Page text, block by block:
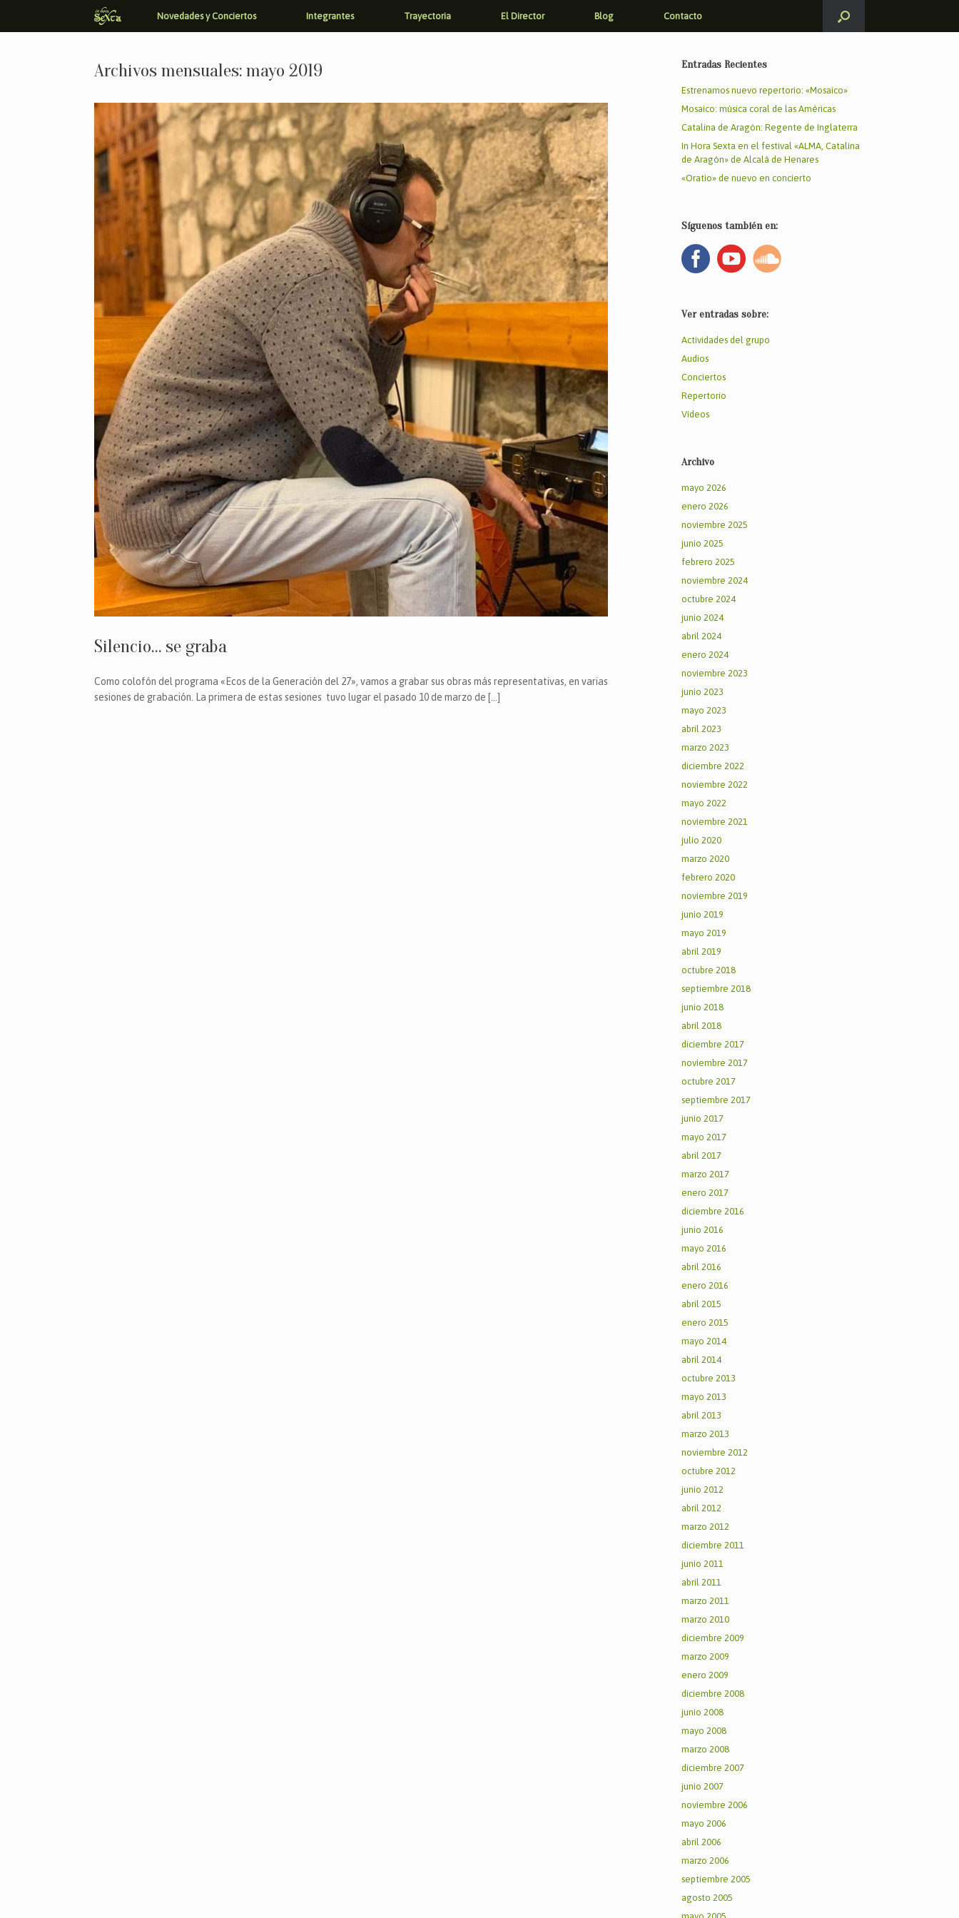
contenido
Novedades y Conciertos Integrantes Trayectoria El Director Blog Contacto
Archivos mensuales: mayo 2019
Silencio… se graba
Como colofón del programa «Ecos de la Generación del 27», vamos a grabar sus obras más representativas, en varias
sesiones de grabación. La primera de estas sesiones tuvo lugar el pasado 10 de marzo de […]
Entradas Recientes
Estrenamos nuevo repertorio: «Mosaico»
Mosaico: música coral de las Américas
Catalina de Aragón: Regente de Inglaterra
In Hora Sexta en el festival «ALMA, Catalina
de Aragón» de Alcalá de Henares
«Oratio» de nuevo en concierto
Síguenos también en:
Ver entradas sobre:
Actividades del grupo
Audios
Conciertos
Repertorio
Vídeos
Archivo
mayo 2026
enero 2026
noviembre 2025
junio 2025
febrero 2025
noviembre 2024
octubre 2024
junio 2024
abril 2024
enero 2024
noviembre 2023
junio 2023
mayo 2023
abril 2023
marzo 2023
diciembre 2022
noviembre 2022
mayo 2022
noviembre 2021
julio 2020
marzo 2020
febrero 2020
noviembre 2019
junio 2019
mayo 2019
abril 2019
octubre 2018
septiembre 2018
junio 2018
abril 2018
diciembre 2017
noviembre 2017
octubre 2017
septiembre 2017
junio 2017
mayo 2017
abril 2017
marzo 2017
enero 2017
diciembre 2016
junio 2016
mayo 2016
abril 2016
enero 2016
abril 2015
enero 2015
mayo 2014
abril 2014
octubre 2013
mayo 2013
abril 2013
marzo 2013
noviembre 2012
octubre 2012
junio 2012
abril 2012
marzo 2012
diciembre 2011
junio 2011
abril 2011
marzo 2011
marzo 2010
diciembre 2009
marzo 2009
enero 2009
diciembre 2008
junio 2008
mayo 2008
marzo 2008
diciembre 2007
junio 2007
noviembre 2006
mayo 2006
abril 2006
marzo 2006
septiembre 2005
agosto 2005